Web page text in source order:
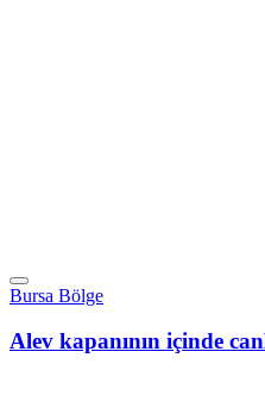
Bursa Bölge
Alev kapanının içinde